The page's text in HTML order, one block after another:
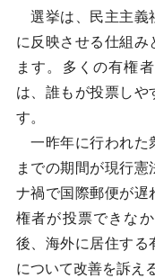
選挙は、民主主義
に反映させる仕組み
ます。多くの有権
は、誰もが投票しや
す。
一昨年に行われた
までの期間が現行
ナ禍で国際郵便が遅
権者が投票できな
後、海外に居住する
について改善を訴え